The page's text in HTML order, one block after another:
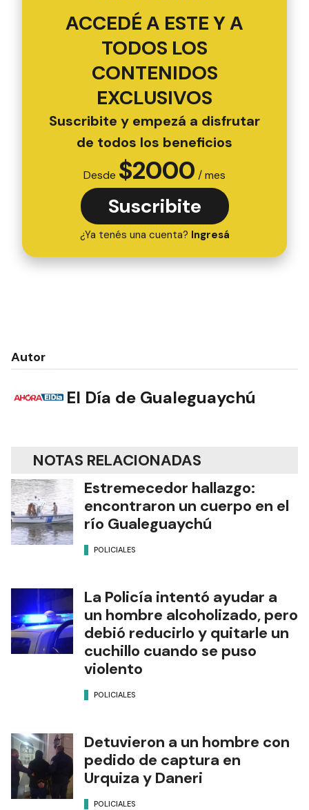
ACCEDÉ A ESTE Y A
TODOS LOS
CONTENIDOS
EXCLUSIVOS
Suscribite y empezá a disfrutar
de todos los beneficios
Desde $2000 / mes
Suscribite
¿Ya tenés una cuenta? Ingresá
Autor
El Día de Gualeguaychú
NOTAS RELACIONADAS
Estremecedor hallazgo:
encontraron un cuerpo en el
río Gualeguaychú
POLICIALES
La Policía intentó ayudar a
un hombre alcoholizado, pero
debió reducirlo y quitarle un
cuchillo cuando se puso
violento
POLICIALES
Detuvieron a un hombre con
pedido de captura en
Urquiza y Daneri
POLICIALES